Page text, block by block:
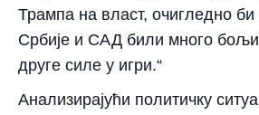
Трампа на власт, очигледно
Србије и САД били много
друге силе у игри.“
Анализирајући политичку